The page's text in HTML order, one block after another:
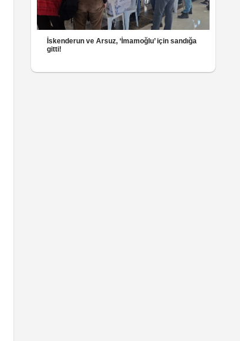
İskenderun ve Arsuz, ‘İmamoğlu’ için sandığa
gitti!